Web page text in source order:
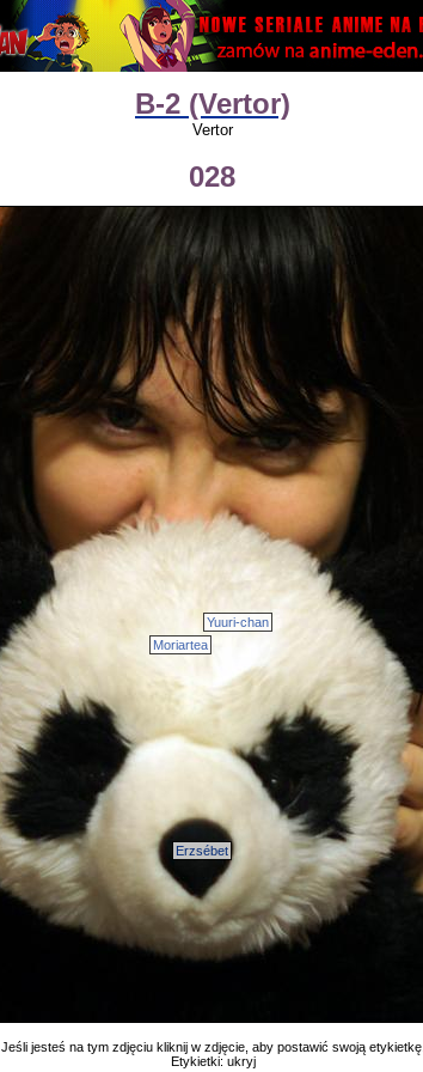
B-2 (Vertor)
Vertor
028
Erzsébet
Moriartea
Yuuri-chan
Jeśli jesteś na tym zdjęciu kliknij w zdjęcie, aby postawić swoją etykietkę.
Etykietki: ukryj